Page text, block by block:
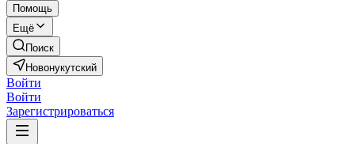
Помощь
Ещё
Поиск
Новонукутский
Войти
Войти
Зарегистрироваться